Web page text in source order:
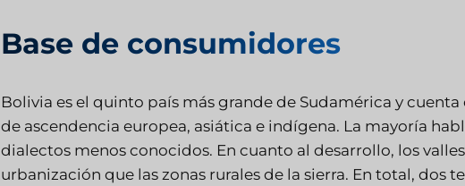
Base de consumidores
Bolivia es el quinto país más grande de Sudamérica y
de ascendencia europea, asiática e indígena. La mayoría
dialectos menos conocidos. En cuanto al desarrollo, los
urbanización que las zonas rurales de la sierra. En total, dos